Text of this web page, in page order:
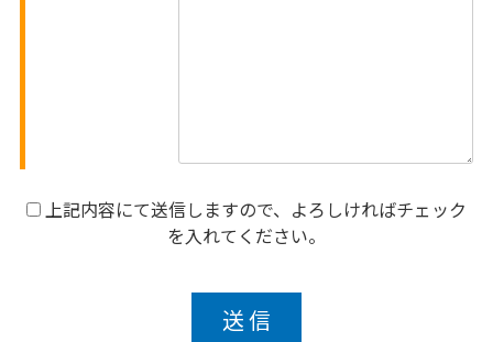
上記内容にて送信しますので、よろしければチェック
を入れてください。